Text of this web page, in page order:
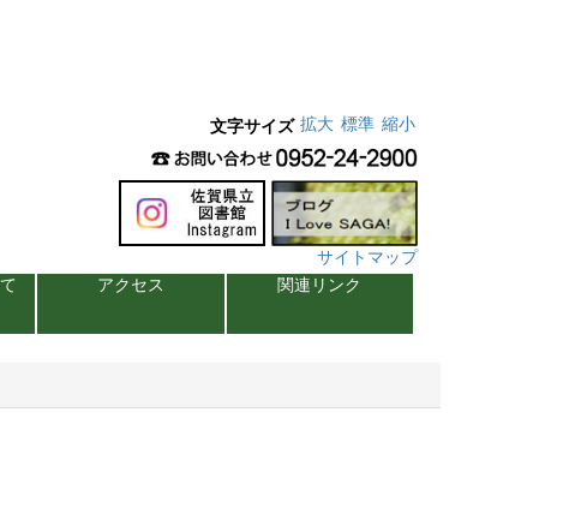
文字サイズ 拡大 標準 縮小
サイトマップ
アクセス 関連リンク